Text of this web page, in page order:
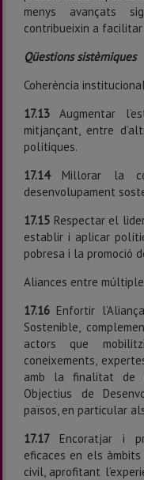
menys avançats
contribueixin a facilitar
Qüestions sistèmiques
Coherència
17.13Augmentar
mitjançant, entre
polítiques.
17.14 Millorar la
desenvolupament
17.15 Respectar el
establir i aplicar
pobresa i la promoció
Aliances entre
17.16 Enfortir
Sostenible,
actors que
coneixements,
amb la finalitat de
Objectius de
països, en particular
17.17 Encoratjar i
eficaces en els
civil, aprofitant